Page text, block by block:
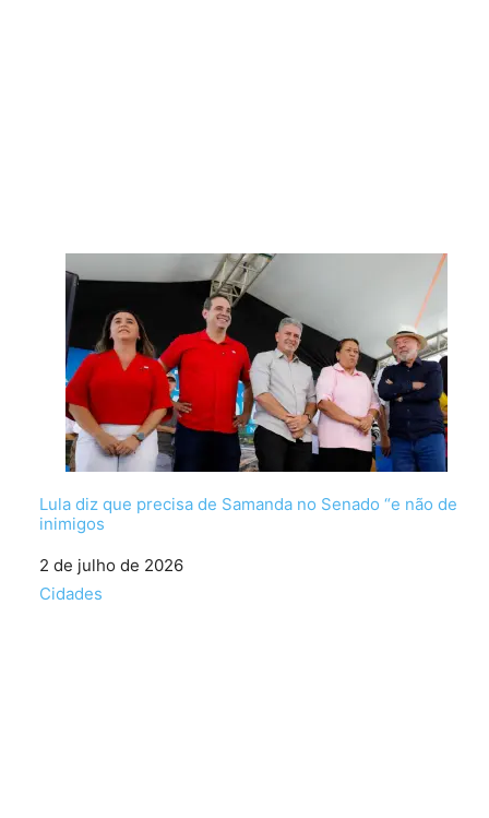
Lula diz que precisa de Samanda no Senado “e não de
inimigos
Data
2 de julho de 2026
Em relação a
Cidades